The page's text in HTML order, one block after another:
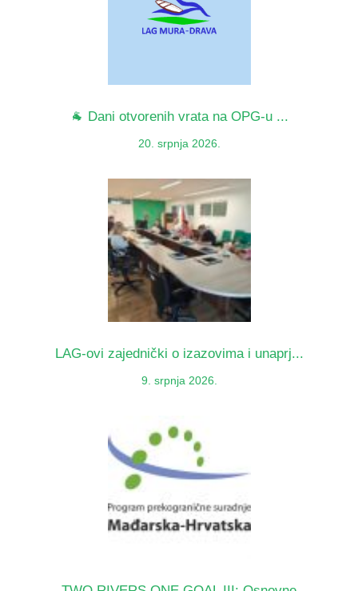
🐐 Dani otvorenih vrata na OPG-u ...
20. srpnja 2026.
LAG-ovi zajednički o izazovima i unaprj...
9. srpnja 2026.